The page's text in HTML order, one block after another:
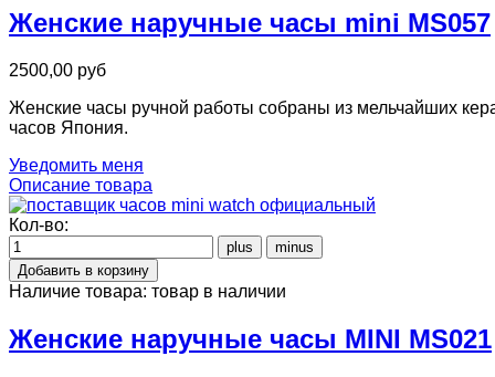
Женские наручные часы mini MS057
2500,00 руб
Женские часы ручной работы собраны из мельчайших
часов Япония.
Уведомить меня
Описание товара
Кол-во:
Наличие товара: товар в наличии
Женские наручные часы MINI MS021